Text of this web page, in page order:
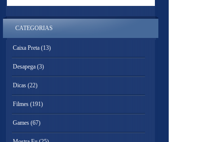
CATEGORIAS
Caixa Preta (13)
Desapega (3)
Dicas (22)
Filmes (191)
Games (67)